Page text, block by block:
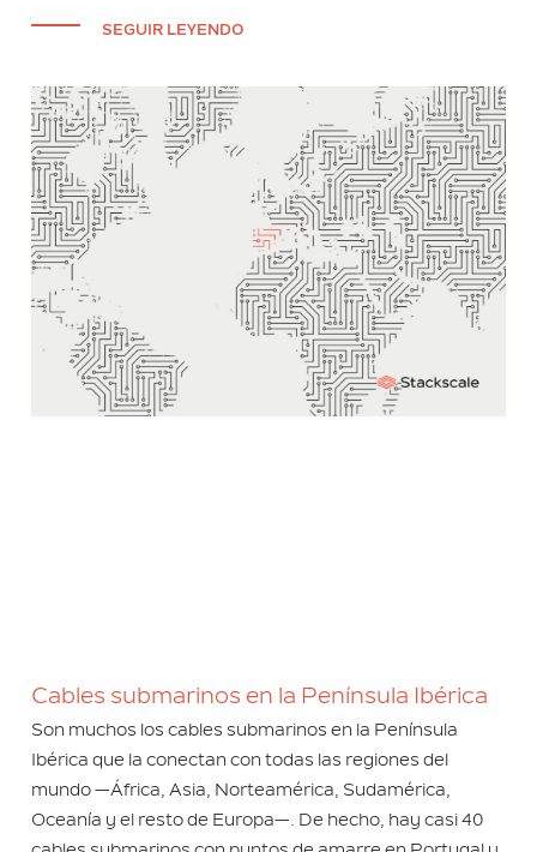
SEGUIR LEYENDO
Cables submarinos en la Península Ibérica
Son muchos los cables submarinos en la Península
Ibérica que la conectan con todas las regiones del
mundo —África, Asia, Norteamérica, Sudamérica,
Oceanía y el resto de Europa—. De hecho, hay casi 40